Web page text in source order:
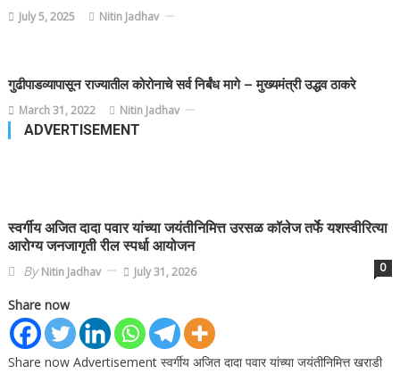
July 5, 2025 Nitin Jadhav
गुढीपाडव्यापासून राज्यातील कोरोनाचे सर्व निर्बंध मागे – मुख्यमंत्री उद्धव ठाकरे
March 31, 2022 Nitin Jadhav
ADVERTISEMENT
स्वर्गीय अजित दादा पवार यांच्या जयंतीनिमित्त उरसळ कॉलेज तर्फे यशस्वीरित्या
आरोग्य जनजागृती रील स्पर्धा आयोजन
ByNitin Jadhav July 31, 2026 0
Share now
Share now Advertisement स्वर्गीय अजित दादा पवार यांच्या जयंतीनिमित्त खराडी